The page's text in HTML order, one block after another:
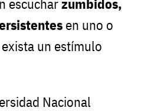
escucharzumbidos,
en uno o
un estímulo
Nacional